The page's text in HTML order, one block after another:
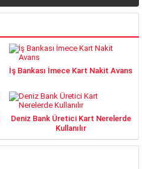
İş Bankası İmece Kart Nakit Avans
Deniz Bank Üretici Kart Nerelerde
Kullanılır